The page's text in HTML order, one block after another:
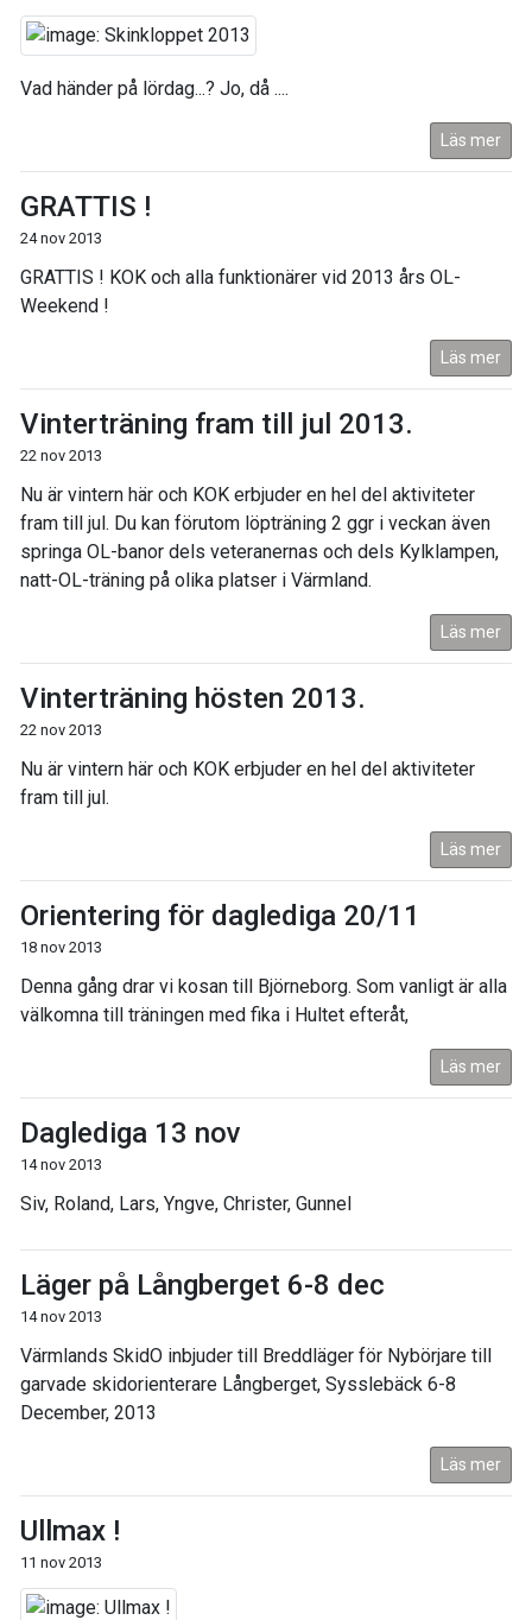
Vad händer på lördag...? Jo, då ....
Läs mer
GRATTIS !
24 nov 2013
GRATTIS ! KOK och alla funktionärer vid 2013 års OL-
Weekend !
Läs mer
Vinterträning fram till jul 2013.
22 nov 2013
Nu är vintern här och KOK erbjuder en hel del aktiviteter
fram till jul. Du kan förutom löpträning 2 ggr i veckan även
springa OL-banor dels veteranernas och dels Kylklampen,
natt-OL-träning på olika platser i Värmland.
Läs mer
Vinterträning hösten 2013.
22 nov 2013
Nu är vintern här och KOK erbjuder en hel del aktiviteter
fram till jul.
Läs mer
Orientering för daglediga 20/11
18 nov 2013
Denna gång drar vi kosan till Björneborg. Som vanligt är alla
välkomna till träningen med fika i Hultet efteråt,
Läs mer
Daglediga 13 nov
14 nov 2013
Siv, Roland, Lars, Yngve, Christer, Gunnel
Läger på Långberget 6-8 dec
14 nov 2013
Värmlands SkidO inbjuder till Breddläger för Nybörjare till
garvade skidorienterare Långberget, Sysslebäck 6-8
December, 2013
Läs mer
Ullmax !
11 nov 2013